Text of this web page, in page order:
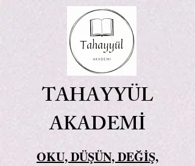
TAHAYYÜL
AKADEMİ
OKU, DÜŞÜN, DEĞİŞ,